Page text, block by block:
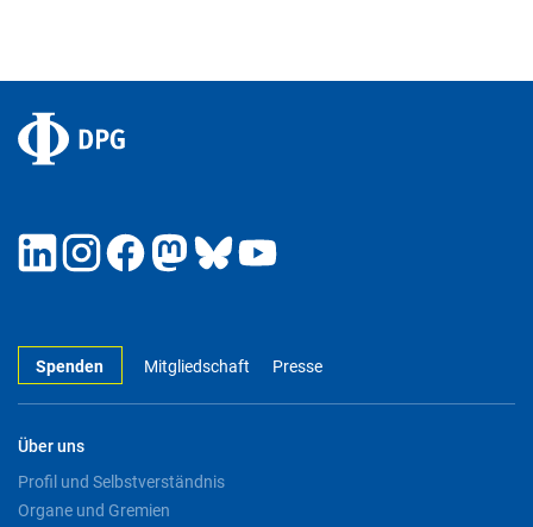
Spenden Mitgliedschaft Presse
Über uns
Profil und Selbstverständnis
Organe und Gremien